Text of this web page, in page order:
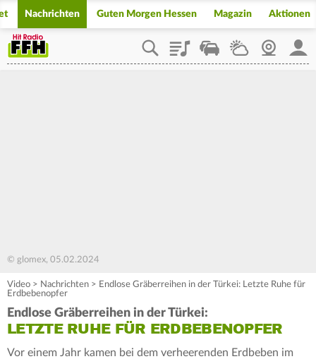
Nachrichten Guten Morgen Hessen Magazin Aktionen
PlaylistStaupilotWetterWebcam
© glomex, 05.02.2024
Video > Nachrichten > Endlose Gräberreihen in der Türkei: Letzte Ruhe für
Erdbebenopfer
Endlose Gräberreihen in der Türkei:
LETZTE RUHE FÜR ERDBEBENOPFER
Vor einem Jahr kamen bei dem verheerenden Erdbeben im